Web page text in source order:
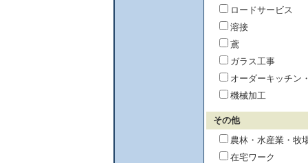
ロードサービス
溶接
鳶
ガラス工事
オーダーキッチン
機械加工
その他
農林・水産業・牧
在宅ワーク